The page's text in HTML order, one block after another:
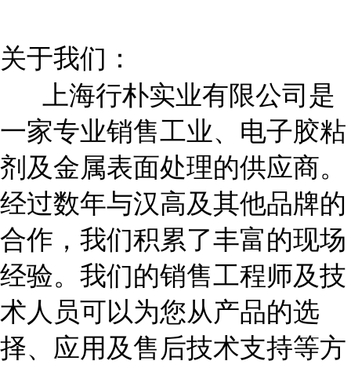
关于我们：
上海行朴实业有限公司是
一家专业销售工业、电子胶粘
剂及金属表面处理的供应商。
经过数年与汉高及其他品牌的
合作，我们积累了丰富的现场
经验。我们的销售工程师及技
术人员可以为您从产品的选
择、应用及售后技术支持等方